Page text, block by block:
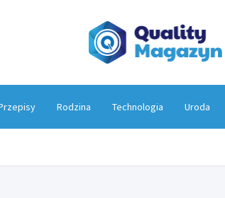
Rodzina Technologia Uroda